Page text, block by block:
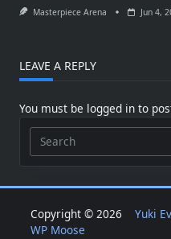
Masterpiece Arena Jun 4,
LEAVE A REPLY
You must be logged in to
Search
for:
Copyright © 2026 Yuki
WP Moose